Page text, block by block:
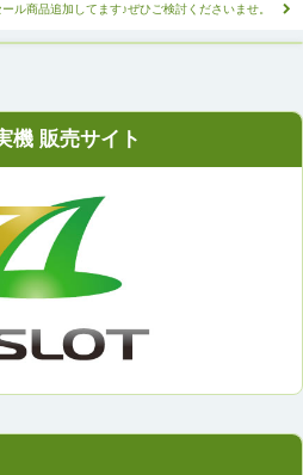
ル商品追加してます♪ぜひご検討くださいませ。
機 販売サイト